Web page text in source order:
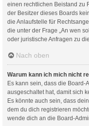
einen rechtlichen Beistand zu
der Besitzer dieses Boards
die Anlaufstelle für
die unter der Frage „An wen
oder juristische Anfragen zu
Nach oben
Warum kann ich mich nicht
Es kann sein, dass die
ausgeschaltet hat, damit sich
Es könnte auch sein, dass
dem du dich registrieren
wende dich an die Board-